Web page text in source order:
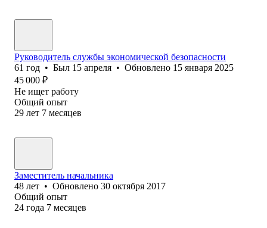
Руководитель службы экономической безопасности
61 год • Был 15 апреля • Обновлено 15 января 2025
45 000 ₽
Не ищет работу
Общий опыт
29 лет 7 месяцев
Заместитель начальника
48 лет • Обновлено 30 октября 2017
Общий опыт
24 года 7 месяцев